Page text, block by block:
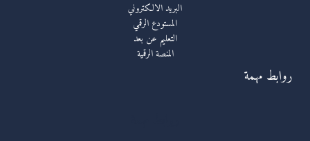
البريد الالكتروني
المستودع الرقمي
التعليم عن بعد
المنصة الرقمية
روابط مهمة